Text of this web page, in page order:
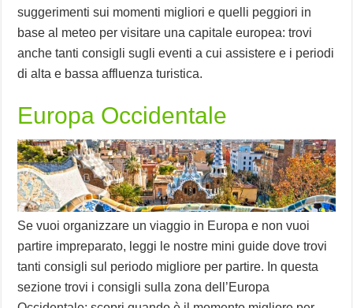
suggerimenti sui momenti migliori e quelli peggiori in
base al meteo per visitare una capitale europea: trovi
anche tanti consigli sugli eventi a cui assistere e i periodi
di alta e bassa affluenza turistica.
Europa Occidentale
Se vuoi organizzare un viaggio in Europa e non vuoi
partire impreparato, leggi le nostre mini guide dove trovi
tanti consigli sul periodo migliore per partire. In questa
sezione trovi i consigli sulla zona dell’Europa